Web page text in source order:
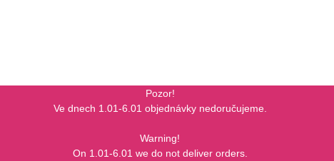
Pozor!
Ve dnech 1.01-6.01 objednávky nedoručujeme.
Warning!
On 1.01-6.01 we do not deliver orders.